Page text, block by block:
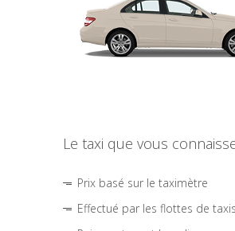
Le taxi que vous
Prix basé sur le taximètre
Effectué par les flottes de